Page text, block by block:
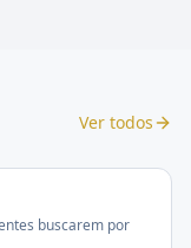
Ver todos
buscarem por